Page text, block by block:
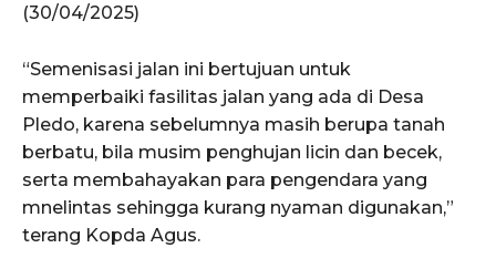
(30/04/2025)
“Semenisasi jalan ini bertujuan untuk
memperbaiki fasilitas jalan yang ada di Desa
Pledo, karena sebelumnya masih berupa tanah
berbatu, bila musim penghujan licin dan becek,
serta membahayakan para pengendara yang
mnelintas sehingga kurang nyaman digunakan,”
terang Kopda Agus.